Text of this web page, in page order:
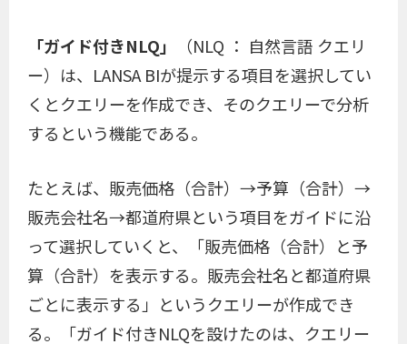
「ガイド付きNLQ」
（NLQ ： 自然言語 クエリ
ー）は、LANSA BIが提示する項目を選択してい
くとクエリーを作成でき、そのクエリーで分析
するという機能である。
たとえば、販売価格（合計）→予算（合計）→
販売会社名→都道府県という項目をガイドに沿
って選択していくと、「販売価格（合計）と予
算（合計）を表示する。販売会社名と都道府県
ごとに表示する」というクエリーが作成でき
る。「ガイド付きNLQを設けたのは、クエリー